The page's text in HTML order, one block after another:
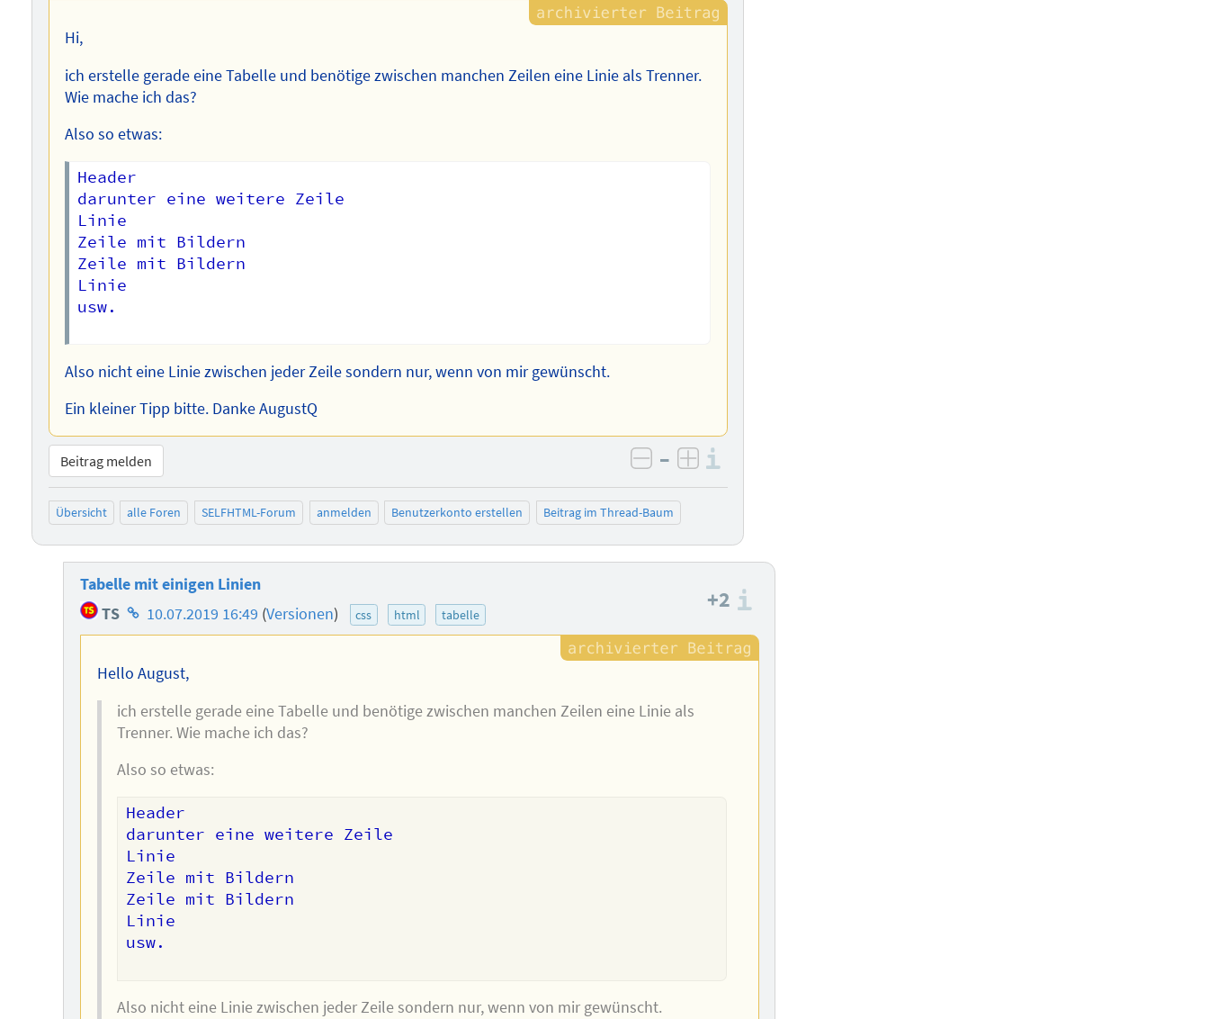
Hi,
ich erstelle gerade eine Tabelle und benötige zwischen manchen Zeilen eine Linie als Trenner.
Wie mache ich das?
Also so etwas:
Header
darunter eine weitere Zeile
Linie
Zeile mit Bildern
Zeile mit Bildern
Linie
usw.
Also nicht eine Linie zwischen jeder Zeile sondern nur, wenn von mir gewünscht.
Ein kleiner Tipp bitte. Danke AugustQ
Beitrag melden negativ bewerten
– positiv bewerten
Übersicht alle Foren SELFHTML-Forum anmelden Benutzerkonto erstellen Beitrag im Thread-Baum
Tabelle mit einigen Linien
TS Homepage
des
10.07.2019 16:49 (Versionen) css html tabelle
+2
Hello August,
ich erstelle gerade eine Tabelle und benötige zwischen manchen Zeilen eine Linie als
Trenner. Wie mache ich das?
Also so etwas:
Header
darunter eine weitere Zeile
Linie
Zeile mit Bildern
Zeile mit Bildern
Linie
usw.
Also nicht eine Linie zwischen jeder Zeile sondern nur, wenn von mir gewünscht.